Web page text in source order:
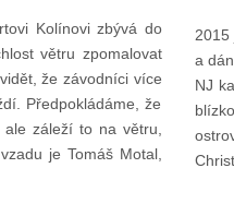
Kolínovi zbývá do
větru zpomalovat
že závodníci více
Předpokládáme, že
záleží to na větru,
je Tomáš Motal,
a
NJ